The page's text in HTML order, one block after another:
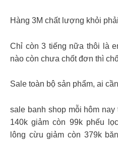
Hàng 3M chất lượng khỏi
Chỉ còn 3 tiếng nữa thôi là
nào còn chưa chốt đơn thì
Sale toàn bộ sản phẩm, ai
sale banh shop mỗi hôm
140k giảm còn 99k phếu
lông cừu giảm còn 379k